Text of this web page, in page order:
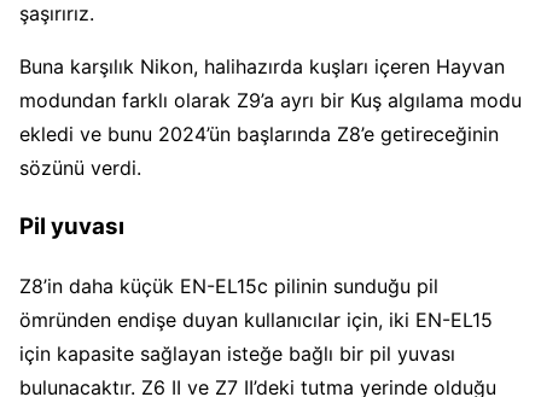
şaşırırız.
Buna karşılık Nikon, halihazırda kuşları içeren Hayvan
modundan farklı olarak Z9’a ayrı bir Kuş algılama modu
ekledi ve bunu 2024’ün başlarında Z8’e getireceğinin
sözünü verdi.
Pil yuvası
Z8’in daha küçük EN-EL15c pilinin sunduğu pil
ömründen endişe duyan kullanıcılar için, iki EN-EL15
için kapasite sağlayan isteğe bağlı bir pil yuvası
bulunacaktır. Z6 II ve Z7 II’deki tutma yerinde olduğu